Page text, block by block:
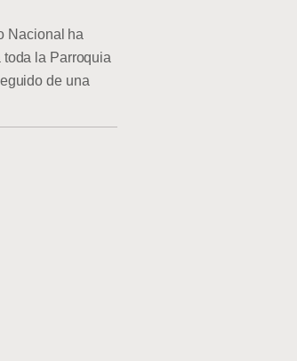
Nacional ha
la Parroquia
de una